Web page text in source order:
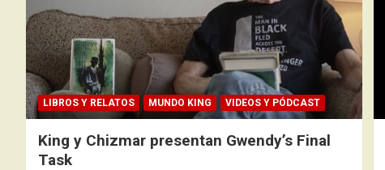
LIBROS Y RELATOS MUNDO KING VIDEOS Y PÓDCAST
King y Chizmar presentan Gwendy’s Final
Task